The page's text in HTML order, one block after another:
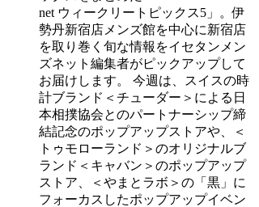
net ウィークリートピックス5」。伊
勢丹新宿店メンズ館を中心に新宿店
を取り巻く旬な情報をイセタンメン
ズネット編集者がピックアップして
お届けします。 今週は、スイスの時
計ブランド＜チューダー＞による日
本相撲協会とのパートナーシップ締
結記念のポップアップストアや、＜
トゥモローランド＞のオリジナルブ
ランド＜キャバン＞のポップアップ
ストア、＜やまとラボ＞の「黒」に
フォーカスしたポップアップイベン